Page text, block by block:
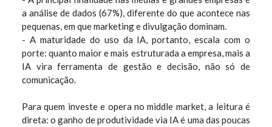
a análise de dados (67%), diferente do que acontece nas
pequenas, em que marketing e divulgação dominam.
- A maturidade do uso da IA, portanto, escala com o
porte: quanto maior e mais estruturada a empresa, mais a
IA vira ferramenta de gestão e decisão, não só de
comunicação.
Para quem investe e opera no middle market, a leitura é
direta: o ganho de produtividade via IA é uma das poucas